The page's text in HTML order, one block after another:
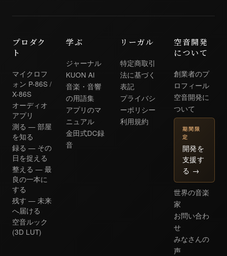
プロダク
ト
マイクロフ
ォン P-86S /
X-86S
オーディオ
アプリ
測る — 部屋
を知る
録る — その
日を捉える
整える — 最
良の一本に
する
残す — 未来
へ届ける
空音ルック
(3D LUT)
学ぶ
ジャーナル
KUON AI
音楽・音響
の用語集
アプリのマ
ニュアル
金田式DC録
音
リーガル
特定商取引
法に基づく
表記
プライバシ
ーポリシー
利用規約
空音開発
について
創業者のプ
ロフィール
空音開発に
ついて
期間限
定
開発を
支援す
る →
世界の音楽
家
お問い合わ
せ
みなさんの
声